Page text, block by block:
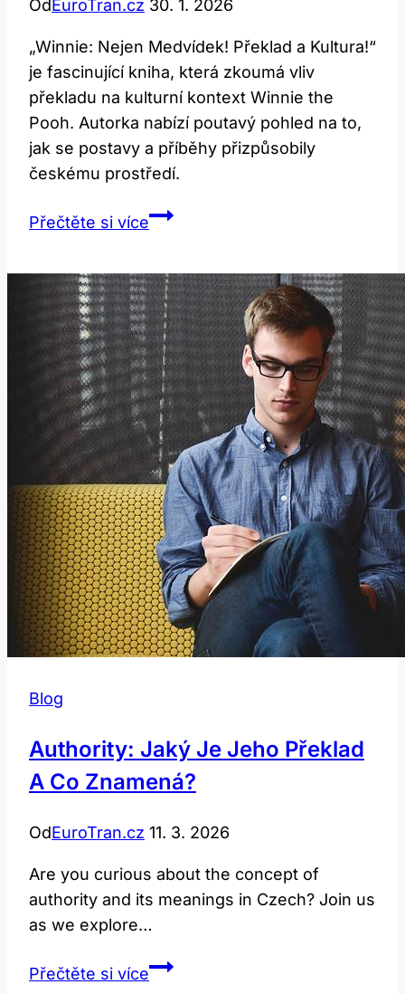
Od EuroTran.cz 30. 1. 2026
„Winnie: Nejen Medvídek! Překlad a Kultura!“
je fascinující kniha, která zkoumá vliv
překladu na kulturní kontext Winnie the
Pooh. Autorka nabízí poutavý pohled na to,
jak se postavy a příběhy přizpůsobily
českému prostředí.
Přečtěte si víceWinnie:
Překlad
a
Kultura!
Blog
Authority: Jaký Je Jeho Překlad
A Co Znamená?
OdEuroTran.cz 11. 3. 2026
Are you curious about the concept of
authority and its meanings in Czech? Join us
as we explore…
Přečtěte si víceAuthority: